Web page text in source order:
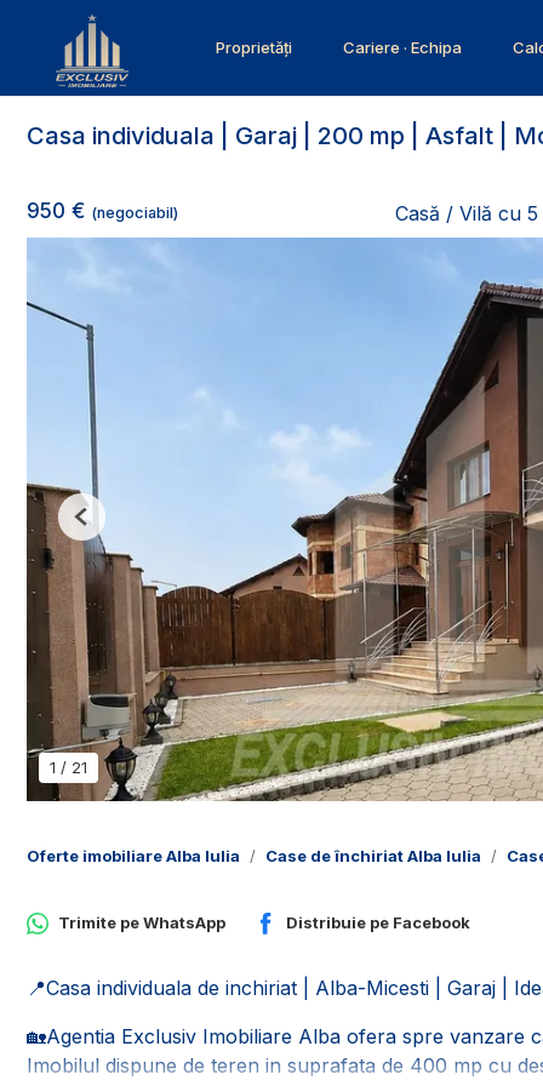
Proprietăți Cariere · Echipa
Casa individuala | Garaj | 200 mp | Asfalt |
950 € (negociabil) Casă / Vilă cu
1 / 21
Previous
Oferte imobiliare Alba Iulia Case de închiriat Alba Iulia
Trimite peWhatsApp Distribuie pe Facebook
📍Casa individuala de inchiriat | Alba-Micesti | Garaj |
🏡Agentia Exclusiv Imobiliare Alba ofera spre vanzare
Imobilul dispune de teren in suprafata de 400 mp cu